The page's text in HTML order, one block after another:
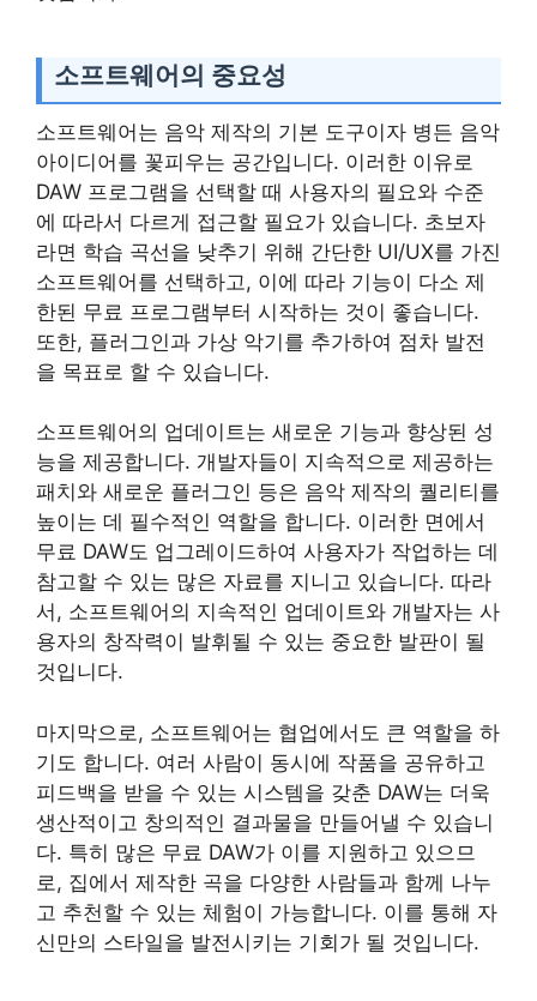
소프트웨어의 중요성
소프트웨어는 음악 제작의 기본 도구이자 병든 음악
아이디어를 꽃피우는 공간입니다. 이러한 이유로
DAW 프로그램을 선택할 때 사용자의 필요와 수준
에 따라서 다르게 접근할 필요가 있습니다. 초보자
라면 학습 곡선을 낮추기 위해 간단한 UI/UX를 가진
소프트웨어를 선택하고, 이에 따라 기능이 다소 제
한된 무료 프로그램부터 시작하는 것이 좋습니다.
또한, 플러그인과 가상 악기를 추가하여 점차 발전
을 목표로 할 수 있습니다.
소프트웨어의 업데이트는 새로운 기능과 향상된 성
능을 제공합니다. 개발자들이 지속적으로 제공하는
패치와 새로운 플러그인 등은 음악 제작의 퀄리티를
높이는 데 필수적인 역할을 합니다. 이러한 면에서
무료 DAW도 업그레이드하여 사용자가 작업하는 데
참고할 수 있는 많은 자료를 지니고 있습니다. 따라
서, 소프트웨어의 지속적인 업데이트와 개발자는 사
용자의 창작력이 발휘될 수 있는 중요한 발판이 될
것입니다.
마지막으로, 소프트웨어는 협업에서도 큰 역할을 하
기도 합니다. 여러 사람이 동시에 작품을 공유하고
피드백을 받을 수 있는 시스템을 갖춘 DAW는 더욱
생산적이고 창의적인 결과물을 만들어낼 수 있습니
다. 특히 많은 무료 DAW가 이를 지원하고 있으므
로, 집에서 제작한 곡을 다양한 사람들과 함께 나누
고 추천할 수 있는 체험이 가능합니다. 이를 통해 자
신만의 스타일을 발전시키는 기회가 될 것입니다.